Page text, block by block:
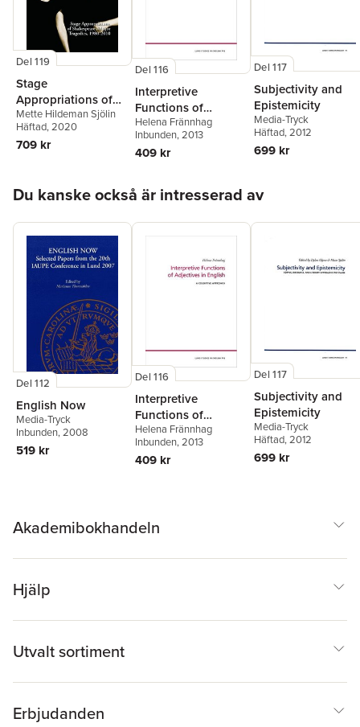
Del 119
Stage
Appropriations of
Shakespeare's Major
Tradegies, 1980–
2010
Mette Hildeman Sjölin
Häftad, 2020
709 kr
Del 116
Interpretive
Functions of
Adjectives in
English
Helena Frännhag
Inbunden, 2013
409 kr
Del 117
Subjectivity and
Epistemicity
Media-Tryck
Häftad, 2012
699 kr
Du kanske också är intresserad av
Del 112
English Now
Media-Tryck
Inbunden, 2008
519 kr
Del 116
Interpretive
Functions of
Adjectives in
English
Helena Frännhag
Inbunden, 2013
409 kr
Del 117
Subjectivity and
Epistemicity
Media-Tryck
Häftad, 2012
699 kr
Akademibokhandeln
Hjälp
Utvalt sortiment
Erbjudanden